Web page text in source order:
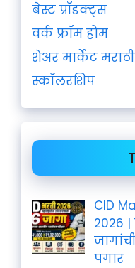
बेस्ट प्रॉडक्ट्स
वर्क फ्रॉम होम
शेअर मार्केट मराठी
स्कॉलरशिप
CID
2026 |
पगार